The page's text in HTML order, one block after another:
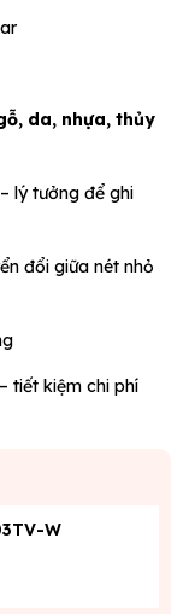
da, nhựa, thủy
lý tưởng để ghi
đổi giữa nét nhỏ
tiết kiệm chi phí
W